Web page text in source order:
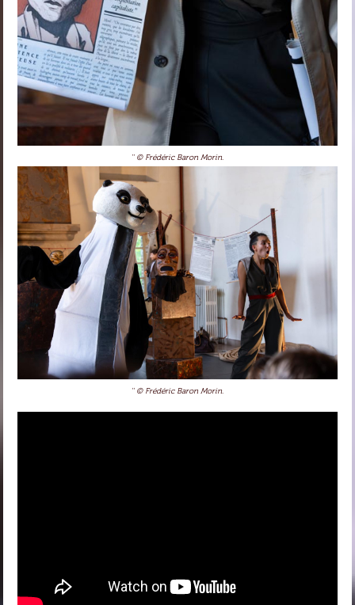
'' © Frédéric Baron Morin.
'' © Frédéric Baron Morin.